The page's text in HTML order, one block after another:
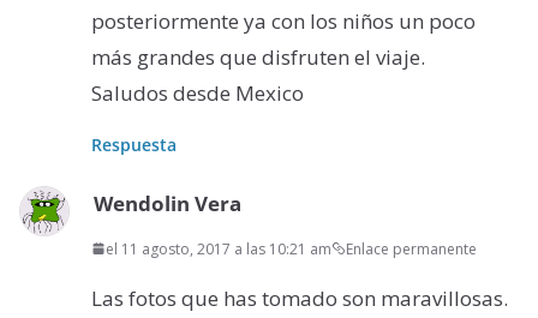
posteriormente ya con los niños un poco
más grandes que disfruten el viaje.
Saludos desde Mexico
Respuesta
Wendolin Vera
el 11 agosto, 2017 a las 10:21 am Enlace permanente
Las fotos que has tomado son maravillosas.